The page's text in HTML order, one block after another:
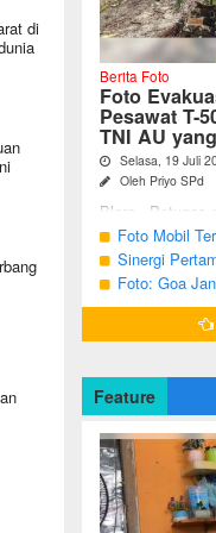
di
Berita Foto
Foto
Pesawat T-
TNI AU
Selasa, 19 Juli
Oleh Priyo SPd
Blora - Petugas
Polri, BPBD
melakukan
pesawat tempur
Foto Mobil
Kalitidu,
Sinergi
Masyarakat
Foto: Goa
Feature